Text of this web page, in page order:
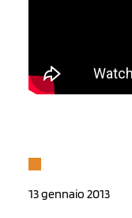
13 gennaio 2013